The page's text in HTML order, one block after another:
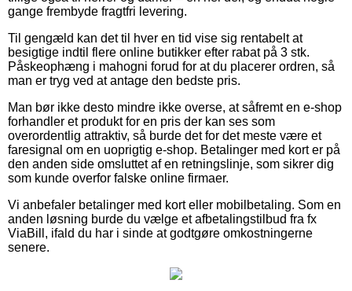
gange frembyde fragtfri levering.
Til gengæld kan det til hver en tid vise sig rentabelt at
besigtige indtil flere online butikker efter rabat på 3 stk.
Påskeophæng i mahogni forud for at du placerer ordren, så
man er tryg ved at antage den bedste pris.
Man bør ikke desto mindre ikke overse, at såfremt en e-shop
forhandler et produkt for en pris der kan ses som
overordentlig attraktiv, så burde det for det meste være et
faresignal om en uoprigtig e-shop. Betalinger med kort er på
den anden side omsluttet af en retningslinje, som sikrer dig
som kunde overfor falske online firmaer.
Vi anbefaler betalinger med kort eller mobilbetaling. Som en
anden løsning burde du vælge et afbetalingstilbud fra fx
ViaBill, ifald du har i sinde at godtgøre omkostningerne
senere.